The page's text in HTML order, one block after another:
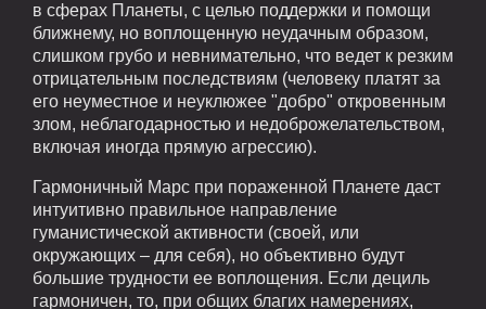
в сферах Планеты, с целью поддержки и помощи
ближнему, но воплощенную неудачным образом,
слишком грубо и невнимательно, что ведет к резким
отрицательным последствиям (человеку платят за
его неуместное и неуклюжее "добро" откровенным
злом, неблагодарностью и недоброжелательством,
включая иногда прямую агрессию).
Гармоничный Марс при пораженной Планете даст
интуитивно правильное направление
гуманистической активности (своей, или
окружающих – для себя), но объективно будут
большие трудности ее воплощения. Если дециль
гармоничен, то, при общих благих намерениях,